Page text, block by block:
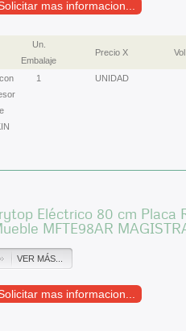
mas informacion...
Un.
Embalaje
Precio X
1 UNIDAD
Eléctrico 80 cm Placa
MFTE98AR
VER MÁS...
mas informacion...